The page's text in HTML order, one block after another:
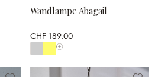
Wandlampe Abagail
CHF 189.00
Alle Farben anzeigen